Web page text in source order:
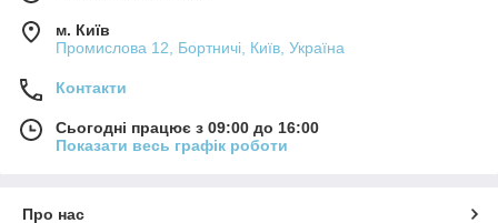
м. Київ
Промислова 12, Бортничі, Київ, Україна
Контакти
Сьогодні працює з 09:00 до 16:00
Показати весь графік роботи
Про нас